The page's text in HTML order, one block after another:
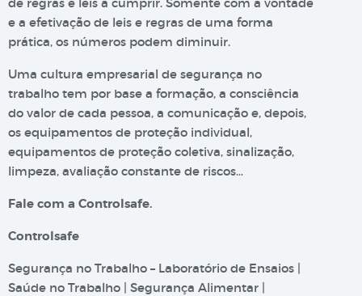
e a efetivação de leis e regras de uma forma
prática, os números podem diminuir.
Uma cultura empresarial de segurança no
trabalho tem por base a formação, a consciência
do valor de cada pessoa, a comunicação e, depois,
os equipamentos de proteção individual,
equipamentos de proteção coletiva, sinalização,
limpeza, avaliação constante de riscos…
Fale com a Controlsafe.
Controlsafe
Segurança no Trabalho – Laboratório de Ensaios |
Saúde no Trabalho | Segurança Alimentar |